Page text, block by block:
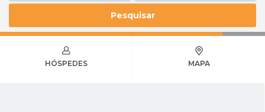
Pesquisar
HÓSPEDES MAPA